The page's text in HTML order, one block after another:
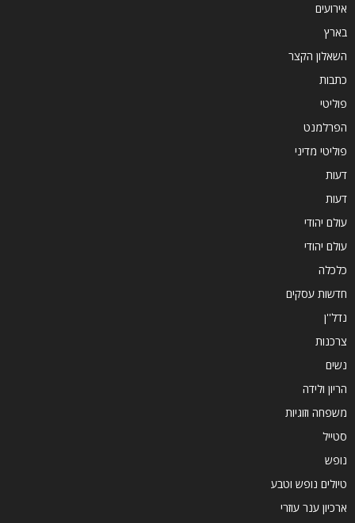
אירועים
בארץ
השאלון הקצר
כתבות
פוליטי
הפרלמנט
פוליטי מדיני
דעות
דעות
עולם יהודי
עולם יהודי
כלכלה
חדשות עסקים
נדל''ן
צרכנות
נשים
הריון ולידה
משפחה וזוגיות
סטייל
נופש
טיולים נופש וטבע
ארכיון ענר עוזרי